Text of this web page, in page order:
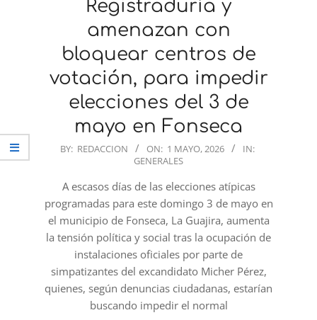
Registraduría y
amenazan con
bloquear centros de
votación, para impedir
elecciones del 3 de
mayo en Fonseca
2026-
BY: REDACCION ON: 1 MAYO, 2026
IN:
GENERALES
A escasos días de las elecciones atípicas
programadas para este domingo 3 de mayo en
el municipio de Fonseca, La Guajira, aumenta
la tensión política y social tras la ocupación de
instalaciones oficiales por parte de
simpatizantes del excandidato Micher Pérez,
quienes, según denuncias ciudadanas, estarían
buscando impedir el normal